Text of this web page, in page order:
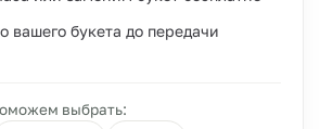
вашего букета до передачи
выбрать: